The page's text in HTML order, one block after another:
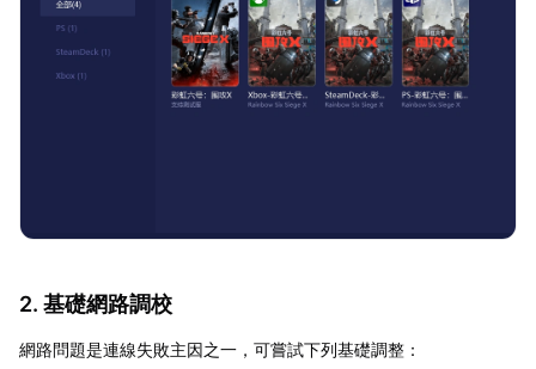
2. 基礎網路調校
網路問題是連線失敗主因之一，可嘗試下列基礎調整：